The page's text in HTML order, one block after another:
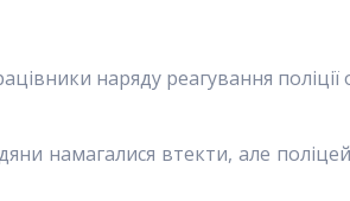
наряду реагування
намагалися втекти, але